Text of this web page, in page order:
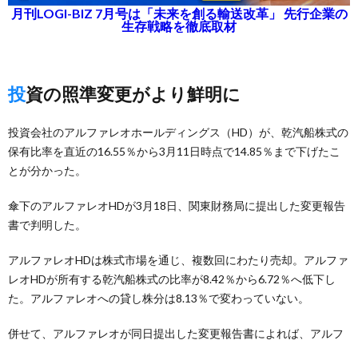
月刊LOGI-BIZ 7月号は「未来を創る輸送改革」 先行企業の
生存戦略を徹底取材
投資の照準変更がより鮮明に
投資会社のアルファレオホールディングス（HD）が、乾汽船株式の
保有比率を直近の16.55％から3月11日時点で14.85％まで下げたこ
とが分かった。
傘下のアルファレオHDが3月18日、関東財務局に提出した変更報告
書で判明した。
アルファレオHDは株式市場を通じ、複数回にわたり売却。アルファ
レオHDが所有する乾汽船株式の比率が8.42％から6.72％へ低下し
た。アルファレオへの貸し株分は8.13％で変わっていない。
併せて、アルファレオが同日提出した変更報告書によれば、アルフ